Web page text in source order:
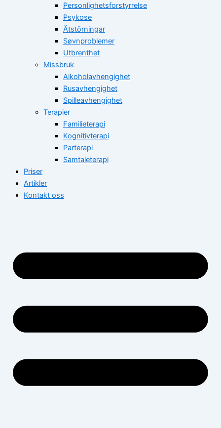
Personlighetsforstyrrelse
Psykose
Ätstörningar
Søvnproblemer
Utbrenthet
Missbruk
Alkoholavhengighet
Rusavhengighet
Spilleavhengighet
Terapier
Familieterapi
Kognitivterapi
Parterapi
Samtaleterapi
Priser
Artikler
Kontakt oss